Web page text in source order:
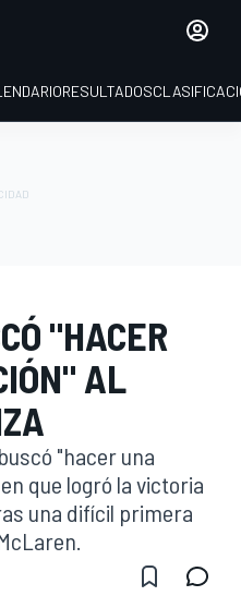
RESULTADOS
"HACER
AL
"hacer una
que logró la victoria
una difícil primera